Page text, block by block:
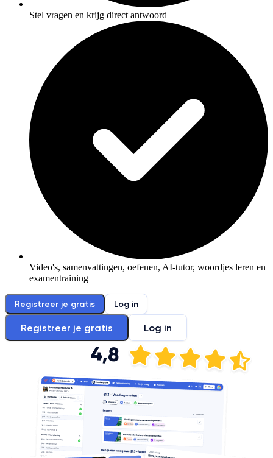
Stel vragen en krijg direct antwoord
Video's, samenvattingen, oefenen, AI-tutor, woordjes leren en
examentraining
Registreer je gratis Log in
Registreer je gratis Log in